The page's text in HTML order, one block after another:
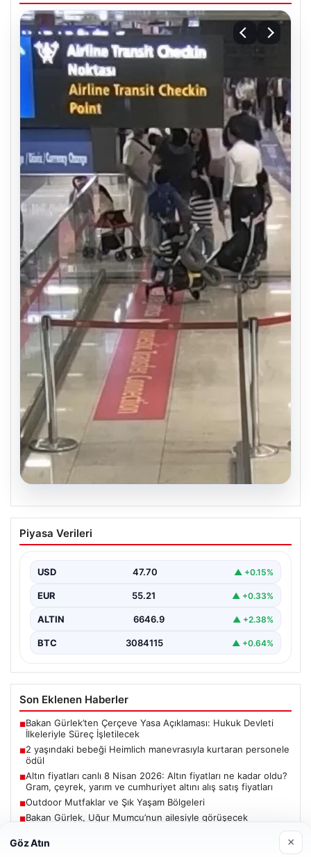
05.08.2026
2 yaşındaki bebeği Heimlich
manevrasıyla kurtaran personele ödül
Bebeği Heimlich Manevrası ile Kurtaran Havalimanı
Personeline…
Piyasa Verileri
USD 47.70 ▲ +0.15%
EUR 55.21 ▲ +0.33%
ALTIN 6646.9 ▲ +2.38%
BTC 3084115 ▲ +0.64%
Son Eklenen Haberler
■Bakan Gürlek’ten Çerçeve Yasa Açıklaması: Hukuk Devleti
İlkeleriyle Süreç İşletilecek
■2 yaşındaki bebeği Heimlich manevrasıyla kurtaran personele
ödül
■Altın fiyatları canlı 8 Nisan 2026: Altın fiyatları ne kadar oldu?
Gram, çeyrek, yarım ve cumhuriyet altını alış satış fiyatları
■Outdoor Mutfaklar ve Şık Yaşam Bölgeleri
■Bakan Gürlek, Uğur Mumcu’nun ailesiyle görüşecek
Göz Atın ×